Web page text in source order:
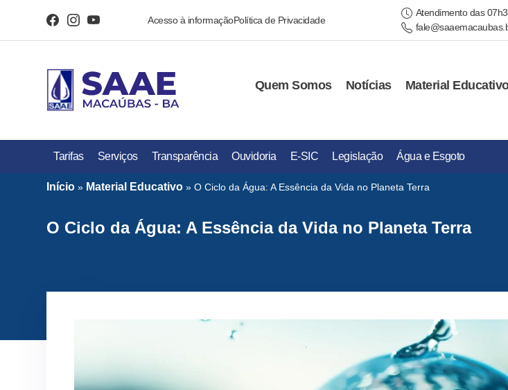
Acesso à informaçãoPolítica de Privacidade
Atendimento das
Quem Somos Notícias Material
Tarifas Serviços Transparência Ouvidoria E-SIC Legislação Água e Esgoto
Início » Material Educativo »O Ciclo da Água: A Essência da Vida no Planeta Terra
O Ciclo da Água: A Essência da Vida no Planeta Terra